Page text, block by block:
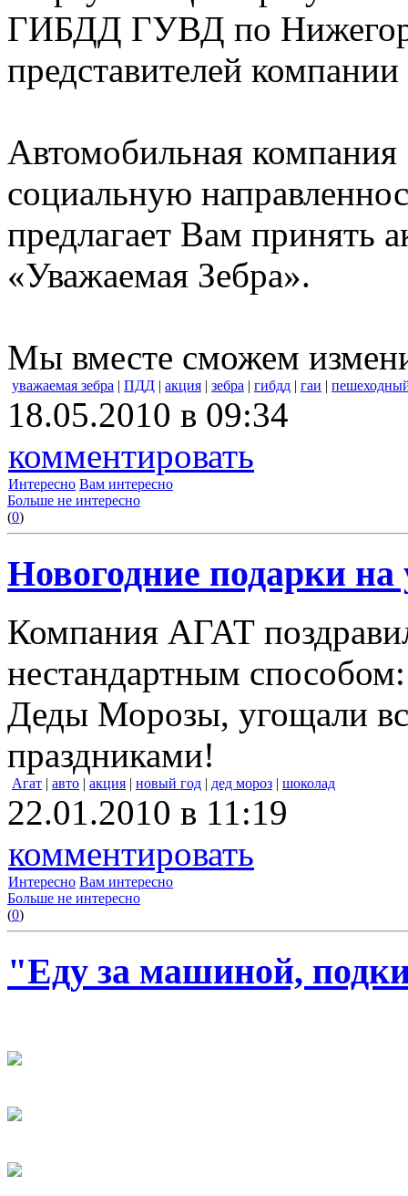
ГИБДД ГУВД по
представителей
Автомобильная
социальную
предлагает Вам принять
«Уважаемая Зебра».
Мы вместе сможем
уважаемая зебра | ПДД | акция | зебра | гибдд | гаи |
18.05.2010 в 09:34
комментировать
Интересно Вам интересно
Больше не интересно
(0)
Новогодние подарки на
Компания АГАТ
нестандартным
Деды Морозы, угощали
праздниками!
Агат | авто | акция | новый год | дед мороз | шоколад
22.01.2010 в 11:19
комментировать
Интересно Вам интересно
Больше не интересно
(0)
"Еду за машиной,